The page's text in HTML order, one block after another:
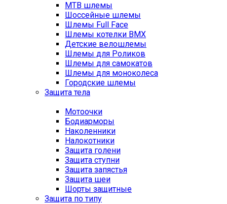
MTB шлемы
Шоссейные шлемы
Шлемы Full Face
Шлемы котелки BMX
Детские велошлемы
Шлемы для Роликов
Шлемы для самокатов
Шлемы для моноколеса
Городские шлемы
Защита тела
Мотоочки
Бодиарморы
Наколенники
Налокотники
Защита голени
Защита ступни
Защита запястья
Защита шеи
Шорты защитные
Защита по типу